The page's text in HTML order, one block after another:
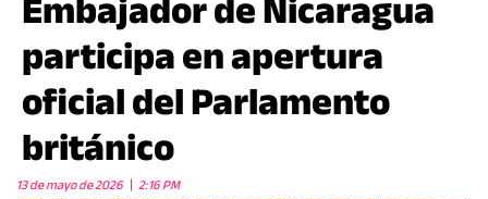
participa en apertura
oficial del Parlamento
británico
13 de mayo de 2026 2:16 PM